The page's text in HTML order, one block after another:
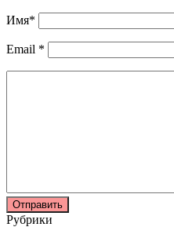
Имя*
Email *
Рубрики